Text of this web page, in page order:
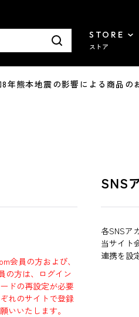
STORE
ストア
熊本地震の影響による商品の
会員の方および、
の方は、ログイン
ドの再設定が必要
れのサイトで登録
いいたします。
SNS
各SNSア
当サイト
連携を設